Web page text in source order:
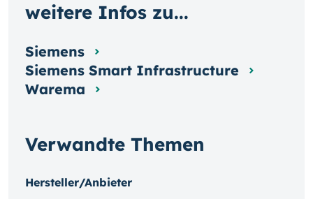
Verwandte Themen
Hersteller/Anbieter
weitere Infos zu...
Siemens
Siemens Smart Infrastructure
Warema